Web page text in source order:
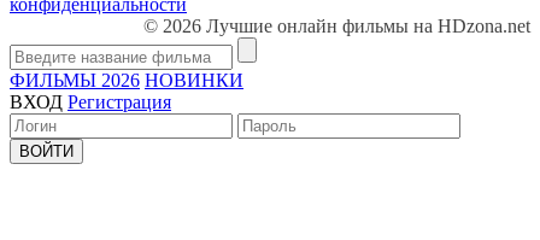
© 2026 Лучшие онлайн фильмы на HDzona.net
ФИЛЬМЫ 2026 НОВИНКИ
ВХОД Регистрация